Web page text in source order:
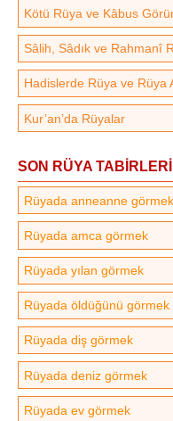
Kötü Rüya ve Kâbus
Sâlih, Sâdık ve Rahmanî
Hadislerde Rüya ve Rüya
Kur’an’da Rüyalar
SON RÜYA TABİRLERİ
Rüyada anneanne görmek
Rüyada amca görmek
Rüyada yılan görmek
Rüyada öldüğünü görmek
Rüyada diş görmek
Rüyada deniz görmek
Rüyada ev görmek